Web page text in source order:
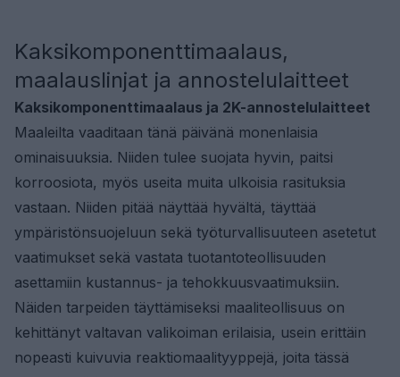
Kaksikomponenttimaalaus,
maalauslinjat ja annostelulaitteet
Kaksikomponenttimaalaus ja 2K-annostelulaitteet
Maaleilta vaaditaan tänä päivänä monenlaisia
ominaisuuksia. Niiden tulee suojata hyvin, paitsi
korroosiota, myös useita muita ulkoisia rasituksia
vastaan. Niiden pitää näyttää hyvältä, täyttää
ympäristönsuojeluun sekä työturvallisuuteen asetetut
vaatimukset sekä vastata tuotantoteollisuuden
asettamiin kustannus- ja tehokkuusvaatimuksiin.
Näiden tarpeiden täyttämiseksi maaliteollisuus on
kehittänyt valtavan valikoiman erilaisia, usein erittäin
nopeasti kuivuvia reaktiomaalityyppejä, joita tässä